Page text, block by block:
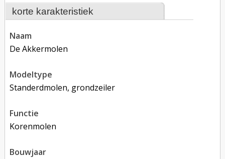
korte karakteristiek
naam
De Akkermolen
modeltype
Standerdmolen, grondzeiler
functie
korenmolen
bouwjaar